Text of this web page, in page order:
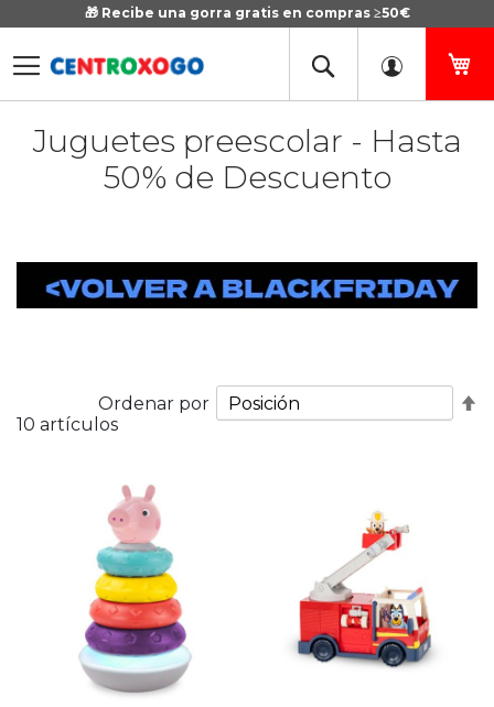
🎁 Recibe una gorra gratis en compras ≥50€
Ir
Juguetes preescolar - Hasta
50% de Descuento
10 artículos
Ordenar por